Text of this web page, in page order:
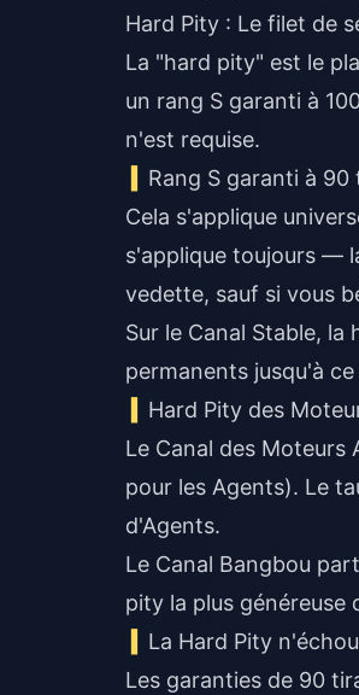
Hard Pity : Le filet de
La "hard pity" est le
un rang S garanti à
n'est requise.
Rang S garanti à 90
Cela s'applique
s'applique toujours —
vedette, sauf si vous
Sur le Canal Stable,
permanents jusqu'à
Hard Pity des
Le Canal des
pour les Agents). Le
d'Agents.
Le Canal Bangbou
pity la plus généreuse
La Hard Pity
Les garanties de 90